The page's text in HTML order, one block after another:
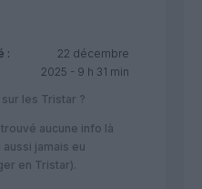
:
22 décembre
2025 - 9 h 31 min
les Tristar ?
trouvé aucune info là
aussi jamais eu
en Tristar).